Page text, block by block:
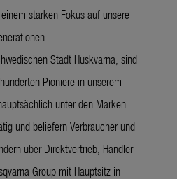
starken Fokus auf unsere
Stadt Huskvarna, sind
Pioniere in unserem
unter den Marken
und beliefern Verbraucher und
über Direktvertrieb, Händler
Group mit Hauptsitz in